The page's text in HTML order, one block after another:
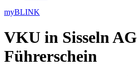
myBLINK
VKU in Sisseln AG
Führerschein